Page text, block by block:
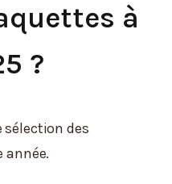
à
?
sélection des
année.